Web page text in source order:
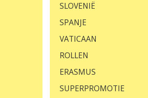
SLOVENIË
SPANJE
VATICAAN
ROLLEN
ERASMUS
SUPERPROMOTIE